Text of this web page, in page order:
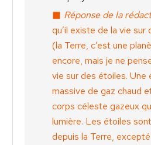
Réponse de la
qu’il existe de la vie sur
(la Terre, c’est une
encore, mais je ne
vie sur des étoiles. Une
massive de gaz chaud
corps céleste gazeux
lumière. Les étoiles
depuis la Terre,